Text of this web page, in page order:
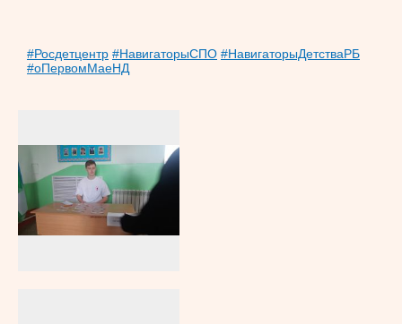
#Росдетцентр #НавигаторыСПО #НавигаторыДетстваРБ
#оПервомМаеНД